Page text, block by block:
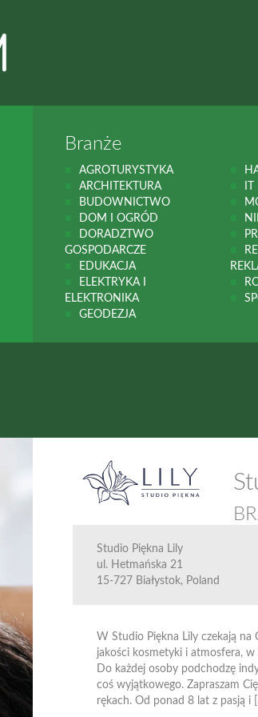
Branże
AGROTURYSTYKA
ARCHITEKTURA
BUDOWNICTWO
DOM I OGRÓD
DORADZTWO
GOSPODARCZE
EDUKACJA
ELEKTRYKA I
ELEKTRONIKA
GEODEZJA
Studio Piękna Lily
ul. Hetmańska 21
15-727 Białystok, Poland
W Studio Piękna Lily czekają na
jakości kosmetyki i atmosfera,
Do każdej osoby podchodzę
coś wyjątkowego. Zapraszam
rękach. Od ponad 8 lat z pasją i